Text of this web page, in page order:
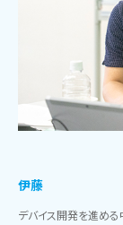
伊藤
デバイス開発を進める